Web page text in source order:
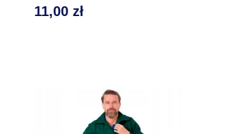
Cena
11,00 zł